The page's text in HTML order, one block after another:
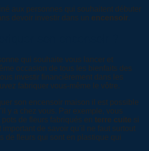
aux personnes qui souhaitent débuter
devoir investir dans un encensoir.
qui souhaite vous lancer et
occasion de tous les bienfaits des
investir financièrement dans les
fabriquer vous-même le vôtre.
son encensoir maison il est possible
y a chez vous. Par exemple, vous
de fleurs fabriqués en terre cuite si
de savoir qu’il ne faut surtout
de fleurs qui sont en plastique qui